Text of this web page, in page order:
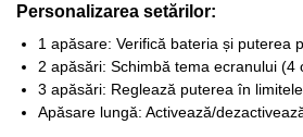
Personalizarea setărilor:
1 apăsare: Verifică bateria și puterea
2 apăsări: Schimbă tema ecranului (4
3 apăsări: Reglează puterea în
Apăsare lungă: Activează/